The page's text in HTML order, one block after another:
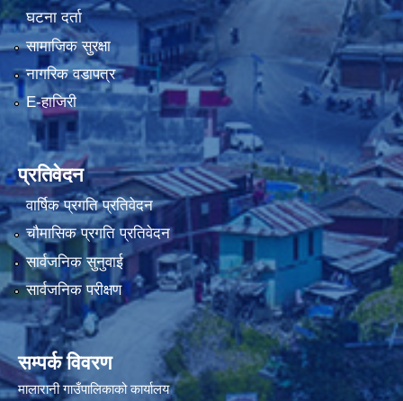
घटना दर्ता
सामाजिक सुरक्षा
नागरिक वडापत्र
E-हाजिरी
प्रतिवेदन
वार्षिक प्रगति प्रतिवेदन
चौमासिक प्रगति प्रतिवेदन
सार्वजनिक सुनुवाई
सार्वजनिक परीक्षण
सम्पर्क विवरण
मालारानी गाउँपालिकाको कार्यालय